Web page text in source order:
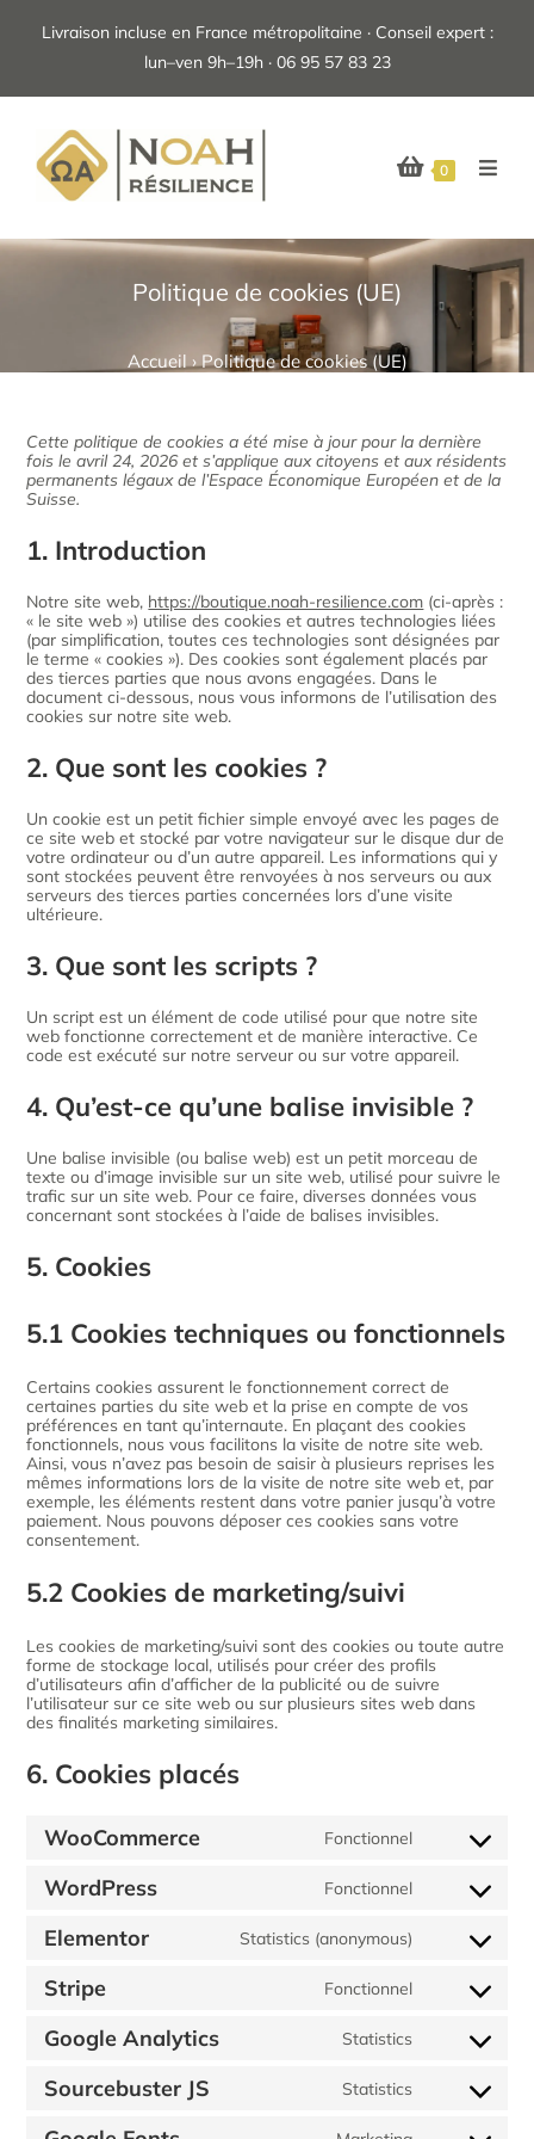
Livraison incluse en France métropolitaine · Conseil expert :
lun–ven 9h–19h · 06 95 57 83 23
0
Politique de cookies (UE)
Accueil›Politique de cookies (UE)
Cette politique de cookies a été mise à jour pour la dernière
fois le avril 24, 2026 et s’applique aux citoyens et aux résidents
permanents légaux de l’Espace Économique Européen et de la
Suisse.
1. Introduction
Notre site web, https://boutique.noah-resilience.com (ci-après :
« le site web ») utilise des cookies et autres technologies liées
(par simplification, toutes ces technologies sont désignées par
le terme « cookies »). Des cookies sont également placés par
des tierces parties que nous avons engagées. Dans le
document ci-dessous, nous vous informons de l’utilisation des
cookies sur notre site web.
2. Que sont les cookies ?
Un cookie est un petit fichier simple envoyé avec les pages de
ce site web et stocké par votre navigateur sur le disque dur de
votre ordinateur ou d’un autre appareil. Les informations qui y
sont stockées peuvent être renvoyées à nos serveurs ou aux
serveurs des tierces parties concernées lors d’une visite
ultérieure.
3. Que sont les scripts ?
Un script est un élément de code utilisé pour que notre site
web fonctionne correctement et de manière interactive. Ce
code est exécuté sur notre serveur ou sur votre appareil.
4. Qu’est-ce qu’une balise invisible ?
Une balise invisible (ou balise web) est un petit morceau de
texte ou d’image invisible sur un site web, utilisé pour suivre le
trafic sur un site web. Pour ce faire, diverses données vous
concernant sont stockées à l’aide de balises invisibles.
5. Cookies
5.1 Cookies techniques ou fonctionnels
Certains cookies assurent le fonctionnement correct de
certaines parties du site web et la prise en compte de vos
préférences en tant qu’internaute. En plaçant des cookies
fonctionnels, nous vous facilitons la visite de notre site web.
Ainsi, vous n’avez pas besoin de saisir à plusieurs reprises les
mêmes informations lors de la visite de notre site web et, par
exemple, les éléments restent dans votre panier jusqu’à votre
paiement. Nous pouvons déposer ces cookies sans votre
consentement.
5.2 Cookies de marketing/suivi
Les cookies de marketing/suivi sont des cookies ou toute autre
forme de stockage local, utilisés pour créer des profils
d’utilisateurs afin d’afficher de la publicité ou de suivre
l’utilisateur sur ce site web ou sur plusieurs sites web dans
des finalités marketing similaires.
6. Cookies placés
WooCommerce Fonctionnel
WordPress Fonctionnel
Elementor Statistics (anonymous)
Stripe Fonctionnel
Google Analytics Statistics
Sourcebuster JS Statistics